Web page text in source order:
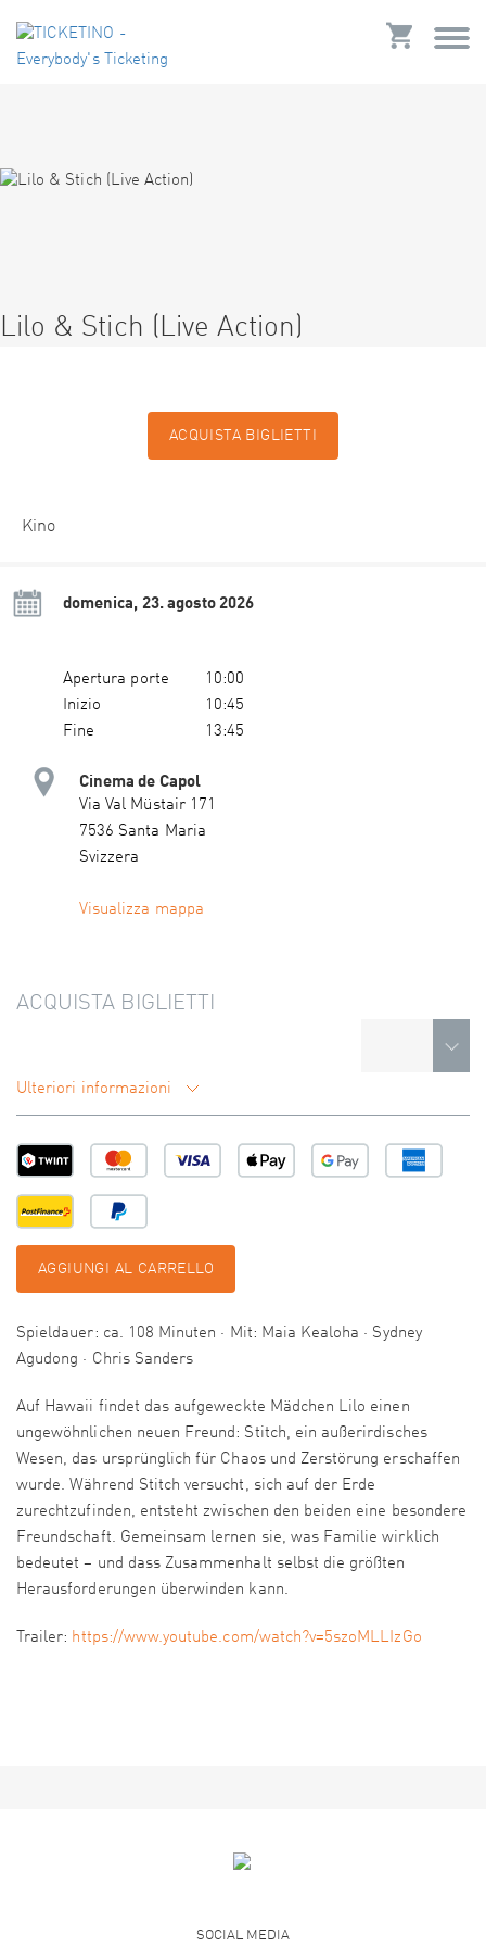
Lilo & Stich (Live Action)
ACQUISTA BIGLIETTI
Kino
domenica, 23. agosto 2026
Apertura porte
10:00
Inizio
10:45
Fine
13:45
Cinema de Capol
Via Val Müstair 171
7536 Santa Maria
Svizzera
Visualizza mappa
ACQUISTA BIGLIETTI
Ulteriori informazioni
AGGIUNGI AL CARRELLO
Spieldauer: ca. 108 Minuten · Mit: Maia Kealoha · Sydney
Agudong · Chris Sanders
Auf Hawaii findet das aufgeweckte Mädchen Lilo einen
ungewöhnlichen neuen Freund: Stitch, ein außerirdisches
Wesen, das ursprünglich für Chaos und Zerstörung erschaffen
wurde. Während Stitch versucht, sich auf der Erde
zurechtzufinden, entsteht zwischen den beiden eine besondere
Freundschaft. Gemeinsam lernen sie, was Familie wirklich
bedeutet – und dass Zusammenhalt selbst die größten
Herausforderungen überwinden kann.
Trailer: https://www.youtube.com/watch?v=5szoMLLIzGo
SOCIAL MEDIA